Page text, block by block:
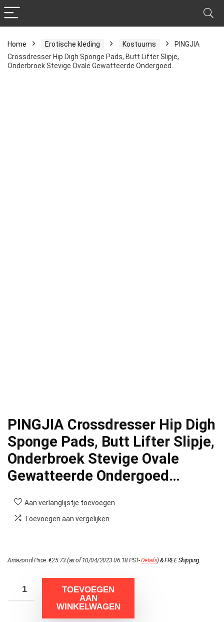
Home Erotische kleding Kostuums
PINGJIA
Crossdresser Hip Digh Sponge Pads, Butt Lifter Slipje,
Onderbroek Stevige Ovale Gewatteerde Ondergoed…
PINGJIA Crossdresser Hip Digh
Sponge Pads, Butt Lifter Slipje,
Onderbroek Stevige Ovale
Gewatteerde Ondergoed…
Aan verlanglijstje toevoegen
Toevoegen aan vergelijken
Amazon.nl Price:€25.73 (as of 10/04/2023 06:18 PST-Details)&FREE Shipping.
TOEVOEGEN
AAN
WINKELWAGEN